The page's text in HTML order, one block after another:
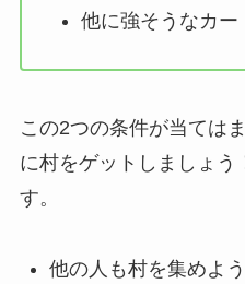
他に強そうなカー
この2つの条件が当ては
に村をゲットしましょ
す。
他の人も村を集めよ